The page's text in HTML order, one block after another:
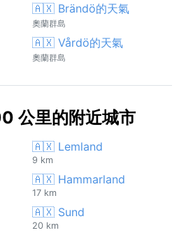
🇦🇽 Brändö的天氣
奧蘭群島
🇦🇽 Vårdö的天氣
奧蘭群島
公里的附近城市
🇦🇽 Lemland
9 km
🇦🇽 Hammarland
17 km
🇦🇽 Sund
20 km